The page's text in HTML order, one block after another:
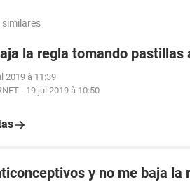
similares
la regla tomando
2019 à 11:39
- 19 jul 2019 à 10:50
y no me baja la